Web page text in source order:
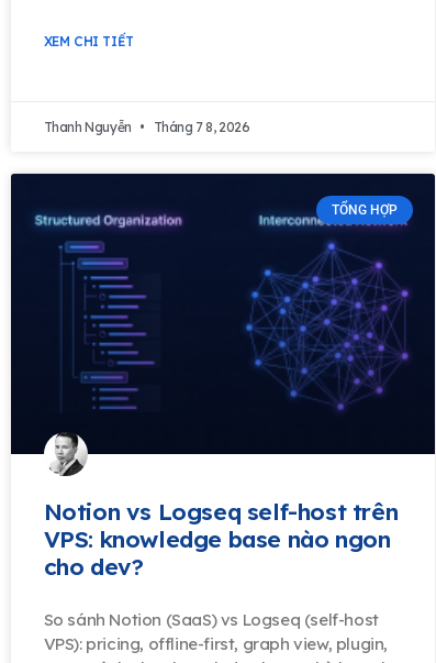
XEM CHI TIẾT
Thanh Nguyễn Tháng 7 8, 2026
TỔNG HỢP
Notion vs Logseq self-host trên
VPS: knowledge base nào ngon
cho dev?
So sánh Notion (SaaS) vs Logseq (self-host
VPS): pricing, offline-first, graph view, plugin,